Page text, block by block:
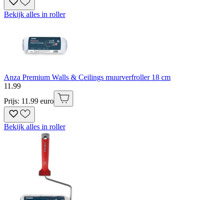
Bekijk alles in roller
Anza Premium Walls & Ceilings muurverfroller 18 cm
11 .99
Prijs: 11.99 euro
Bekijk alles in roller